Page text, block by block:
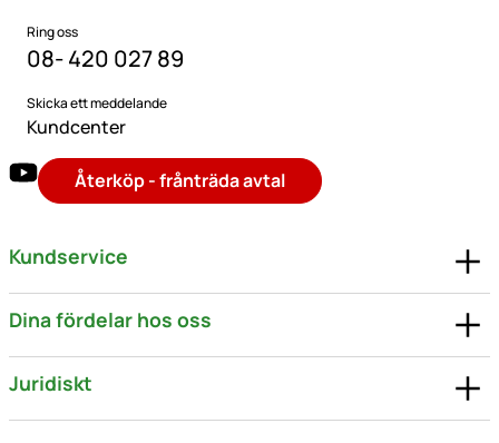
Ring oss
08- 420 027 89
Skicka ett meddelande
Kundcenter
Återköp - frånträda avtal
Kundservice
Dina fördelar hos oss
Juridiskt